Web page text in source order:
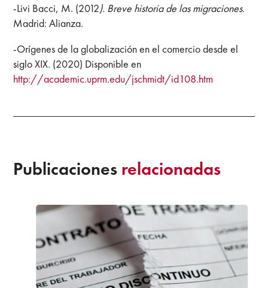
-Livi Bacci, M. (2012). Breve historia de las migraciones.
Madrid: Alianza.
-Orígenes de la globalización en el comercio desde el
siglo XIX. (2020) Disponible en
http://academic.uprm.edu/jschmidt/id108.htm
Publicaciones relacionadas